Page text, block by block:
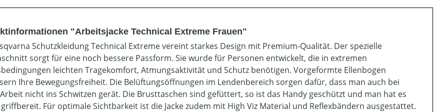
"Arbeitsjacke Technical Extreme Frauen"
Schutzkleidung Technical Extreme vereint starkes Design mit Premium-Qualität. Der spezielle
sorgt für eine noch bessere Passform. Sie wurde für Personen entwickelt, die in extremen
leichten Tragekomfort, Atmungsaktivität und Schutz benötigen. Vorgeformte Ellenbogen
Ihre Bewegungsfreiheit. Die Belüftungsöffnungen im Lendenbereich sorgen dafür, dass man auch bei
nicht ins Schwitzen gerät. Die Brusttaschen sind gefüttert, so ist das Handy geschützt und man hat es
Für optimale Sichtbarkeit ist die Jacke zudem mit High Viz Material und Reflexbändern ausgestattet.